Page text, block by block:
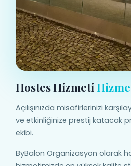
Hostes Hizmeti
Açılışınızda misafirlerinizi
ve etkinliğinize prestij katacak
ekibi.
ByBalon Organizasyon olarak